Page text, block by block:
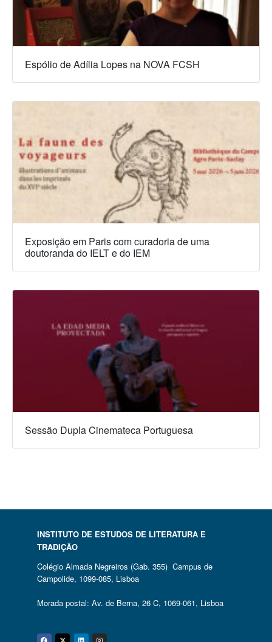
Espólio de Adília Lopes na NOVA FCSH
Exposição em Paris com curadoria de uma
doutoranda do IELT e do IEM
Sessão Dupla Cinemateca Portuguesa
INSTITUTO DE ESTUDOS DE LITERATURA E
TRADIÇÃO
Colégio Almada Negreiros (Gab. 355) Campus de
Campolide, 1099-085, Lisboa
Morada postal: Av. de Berna, 26 C, 1069-061, Lisboa